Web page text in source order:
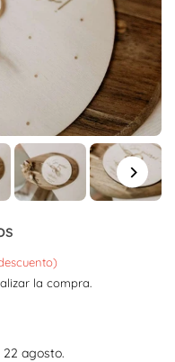
la compra.
22 agosto.